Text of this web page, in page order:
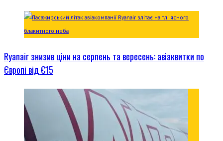
Ryanair знизив ціни на серпень та вересень: авіаквитки по
Європі від €15